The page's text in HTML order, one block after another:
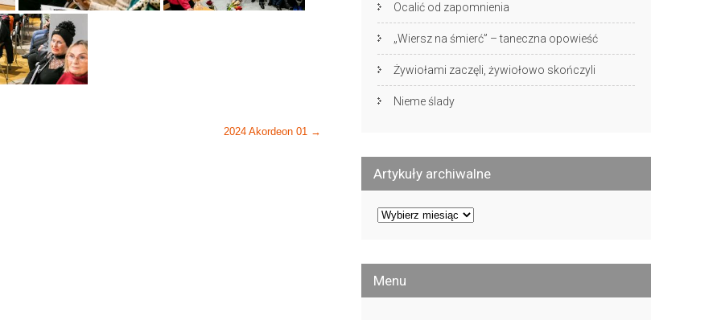
2024 Akordeon 01 →
Ocalić od zapomnienia
„Wiersz na śmierć” – taneczna opowieść
Żywiołami zaczęli, żywiołowo skończyli
Nieme ślady
Artykuły archiwalne
Artykuły
Menu